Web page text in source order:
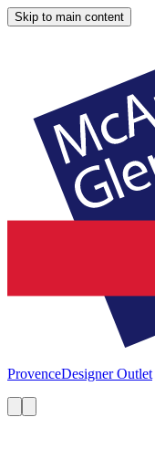
Skip to main content
ProvenceDesigner Outlet